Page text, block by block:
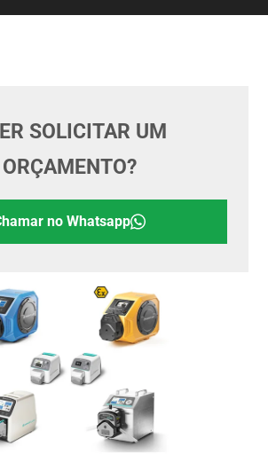
SOLICITAR UM
ORÇAMENTO?
no Whatsapp